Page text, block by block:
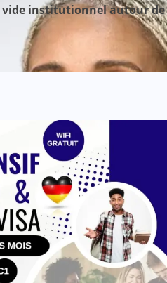
vide institutionnel autour de